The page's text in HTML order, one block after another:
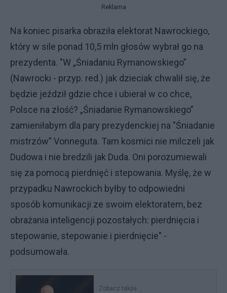
Reklama
Na koniec pisarka obraziła elektorat Nawrockiego,
który w sile ponad 10,5 mln głosów wybrał go na
prezydenta. "W „Śniadaniu Rymanowskiego”
(Nawrocki - przyp. red.) jak dzieciak chwalił się, że
będzie jeździł gdzie chce i ubierał w co chce,
Polsce na złość? „Śniadanie Rymanowskiego”
zamieniłabym dla pary prezydenckiej na "Śniadanie
mistrzów” Vonneguta. Tam kosmici nie milczeli jak
Dudowa i nie bredzili jak Duda. Oni porozumiewali
się za pomocą pierdnięć i stepowania. Myślę, że w
przypadku Nawrockich byłby to odpowiedni
sposób komunikacji ze swoim elektoratem, bez
obrażania inteligencji pozostałych: pierdnięcia i
stepowanie, stepowanie i pierdnięcie" -
podsumowała.
Zobacz także